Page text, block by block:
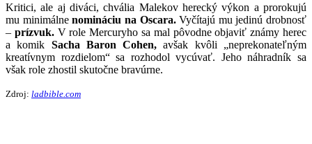
Kritici, ale aj diváci, chvália Malekov herecký výkon a prorokujú
mu minimálnenomináciu na Oscara.Vyčítajú mu jedinú drobnosť
– prízvuk. V role Mercuryho sa mal pôvodne objaviť známy herec
a komik Sacha Baron Cohen, avšak kvôli „neprekonateľným
kreatívnym rozdielom“ sa rozhodol vycúvať. Jeho náhradník sa
však role zhostil skutočne bravúrne.
Zdroj: ladbible.com